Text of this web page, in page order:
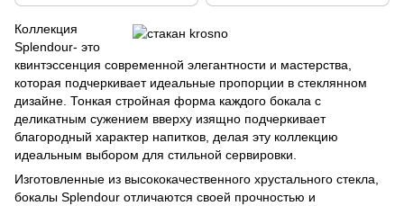
Коллекция
Splendour- это
квинтэссенция современной элегантности и мастерства,
которая подчеркивает идеальные пропорции в стеклянном
дизайне. Тонкая стройная форма каждого бокала с
деликатным сужением вверху изящно подчеркивает
благородный характер напитков, делая эту коллекцию
идеальным выбором для стильной сервировки.
Изготовленные из высококачественного хрустального стекла,
бокалы Splendour отличаются своей прочностью и